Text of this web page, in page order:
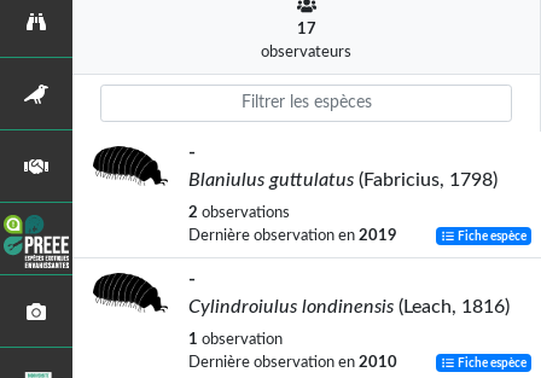
17
observateurs
-
Blaniulus guttulatus (Fabricius, 1798)
2 observations
Dernière observation en 2019 Fiche espèce
-
Cylindroiulus londinensis (Leach, 1816)
1 observation
Dernière observation en 2010 Fiche espèce